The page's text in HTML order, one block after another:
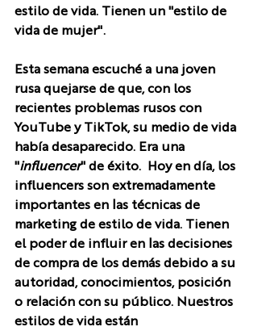
estilo de vida. Tienen un "estilo de
vida de mujer".
Esta semana escuché a una joven
rusa quejarse de que, con los
recientes problemas rusos con
YouTube y TikTok, su medio de vida
había desaparecido. Era una
"influencer" de éxito.  Hoy en día, los
influencers son extremadamente
importantes en las técnicas de
marketing de estilo de vida. Tienen
el poder de influir en las decisiones
de compra de los demás debido a su
autoridad, conocimientos, posición
o relación con su público. Nuestros
estilos de vida están